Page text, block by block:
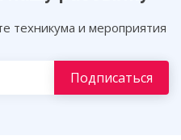
техникума и мероприятия